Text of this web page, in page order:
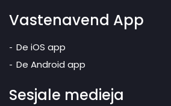
Vastenavend App
De iOS app
De Android app
Sesjale medieja